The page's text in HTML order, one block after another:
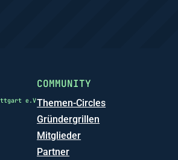
e.V
COMMUNITY
Themen-Circles
Gründergrillen
Mitglieder
Partner